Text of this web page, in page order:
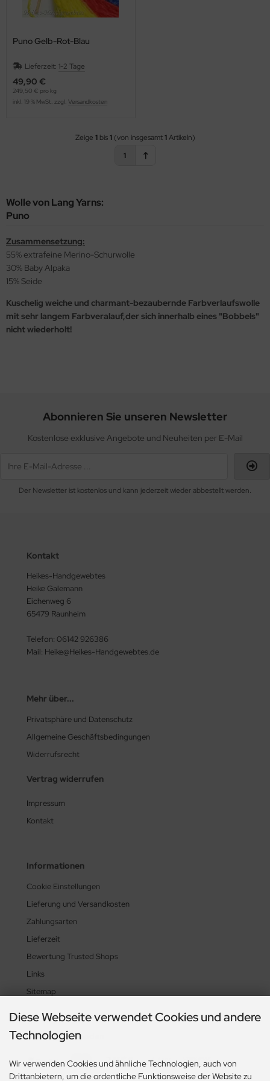
Puno Gelb-Rot-Blau
Lieferzeit: 1-2 Tage
49,90 €
249,50 € pro kg
inkl. 19 % MwSt. zzgl. Versandkosten
Zeige 1bis1(von insgesamt1Artikeln)
1
Wolle von Lang Yarns:
Puno
Zusammensetzung:
55% extrafeine Merino-Schurwolle
30% Baby Alpaka
15% Seide
Kuschelig weiche und charmant-bezaubernde Farbverlaufswolle
mit sehr langem Farbveralauf,der sich innerhalb eines "Bobbels"
nicht wiederholt!
Abonnieren Sie unseren Newsletter
Kostenlose exklusive Angebote und Neuheiten per E-Mail
Der Newsletter ist kostenlos und kann jederzeit wieder abbestellt werden.
Kontakt
Heikes-Handgewebtes
Heike Galemann
Eichenweg 6
65479 Raunheim
Telefon: 06142 926386
Mail: Heike@Heikes-Handgewebtes.de
Mehr über...
Privatsphäre und Datenschutz
Allgemeine Geschäftsbedingungen
Widerrufsrecht
Vertrag widerrufen
Impressum
Kontakt
Informationen
Cookie Einstellungen
Lieferung und Versandkosten
Zahlungsarten
Lieferzeit
Bewertung Trusted Shops
Links
Sitemap
Zahlungsmethoden
Diese Webseite verwendet Cookies und andere
Technologien
Wir verwenden Cookies und ähnliche Technologien, auch von
Drittanbietern, um die ordentliche Funktionsweise der Website zu